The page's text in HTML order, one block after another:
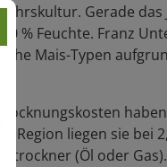
Gerade das
% Feuchte. Franz
Mais-Typen
Region liegen sie bei
(Öl oder